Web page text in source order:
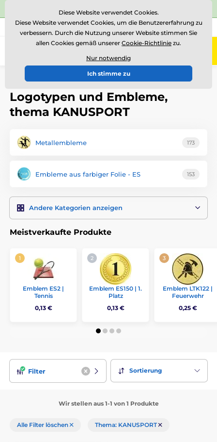
⭐Siehe 504 verifizierte Bewertungen auf
Rufen Sie uns an (Mo-Fr 15-18) +43 676 361 37 22
0
Einführung Logotypen und Embleme
Logotypen und Embleme,
thema KANUSPORT
Metallembleme 173
Embleme aus farbiger Folie - ES 153
Andere Kategorien anzeigen
Meistverkaufte Produkte
Emblem ES2 |
Tennis
0,13 €
Emblem ES150 | 1.
Platz
0,13 €
Emblem LTK122 |
Feuerwehr
0,25 €
Filter Sortierung
Wir stellen aus 1-1 von 1 Produkte
Alle Filter löschen Thema: KANUSPORT
Diese Website verwendet Cookies.
Diese Website verwendet Cookies, um die Benutzererfahrung zu
verbessern. Durch die Nutzung unserer Website stimmen Sie
allen Cookies gemäß unserer Cookie-Richtlinie zu.
Nur notwendig
Ich stimme zu